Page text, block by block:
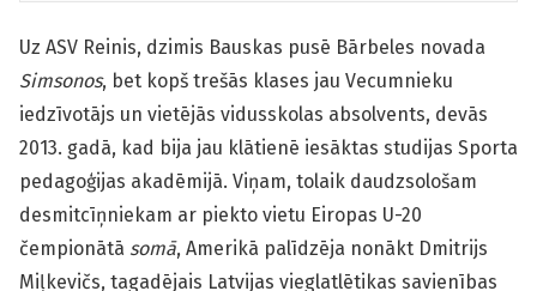
Uz ASV Reinis, dzimis Bauskas pusē Bārbeles novada
Simsonos, bet kopš trešās klases jau Vecumnieku
iedzīvotājs un vietējās vidusskolas absolvents, devās
2013. gadā, kad bija jau klātienē iesāktas studijas Sporta
pedagoģijas akadēmijā. Viņam, tolaik daudzsološam
desmitcīņniekam ar piekto vietu Eiropas U-20
čempionātā somā, Amerikā palīdzēja nonākt Dmitrijs
Miļkevičs, tagadējais Latvijas vieglatlētikas savienības